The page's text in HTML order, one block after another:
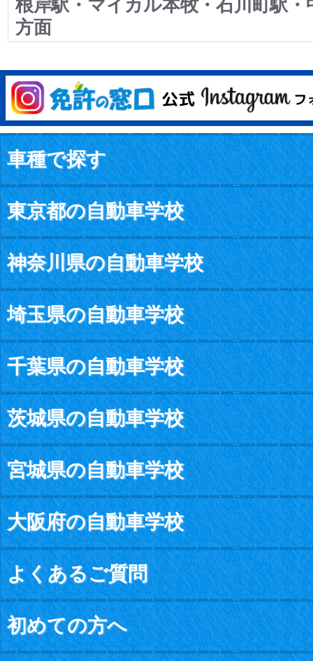
根岸駅・マイカル本牧・石川町駅・
方面
車種で探す
東京都の自動車学校
神奈川県の自動車学校
埼玉県の自動車学校
千葉県の自動車学校
茨城県の自動車学校
宮城県の自動車学校
大阪府の自動車学校
よくあるご質問
初めての方へ